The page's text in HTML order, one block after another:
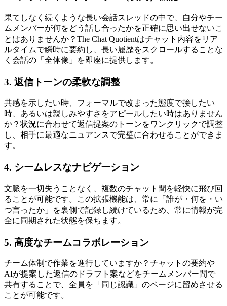
果てしなく続くような長い会話スレッドの中で、自分やチー
ムメンバーが何をどう話し合ったかを正確に思い出せないこ
とはありませんか？The Chat Quotientはチャット内容をリア
ルタイムで瞬時に要約し、長い履歴をスクロールすることな
く会話の「全体像」を即座に提供します。
3. 返信トーンの柔軟な調整
共感を示したい時、フォーマルで改まった態度で接したい
時、あるいは親しみやすさをアピールしたい時はありません
か？状況に合わせて返信提案のトーンをワンクリックで調整
し、相手に最適なニュアンスで完璧に合わせることができま
す。
4. シームレスなナビゲーション
文脈を一切失うことなく、複数のチャット間を軽快に飛び回
ることが可能です。この拡張機能は、常に「誰が・何を・い
つ言ったか」を裏側で記録し続けているため、常に情報が完
全に同期された状態を保ちます。
5. 高度なチームコラボレーション
チーム体制で作業を進行していますか？チャットの要約や
AIが提案した返信のドラフト案などをチームメンバー間で
共有することで、全員を「同じ認識」のページに留めさせる
ことが可能です。